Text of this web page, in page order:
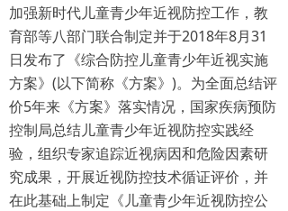
加强新时代儿童青少年近视防控工作，教
育部等八部门联合制定并于2018年8月31
日发布了《综合防控儿童青少年近视实施
方案》(以下简称《方案》)。为全面总结评
价5年来《方案》落实情况，国家疾病预防
控制局总结儿童青少年近视防控实践经
验，组织专家追踪近视病因和危险因素研
究成果，开展近视防控技术循证评价，并
在此基础上制定《儿童青少年近视防控公